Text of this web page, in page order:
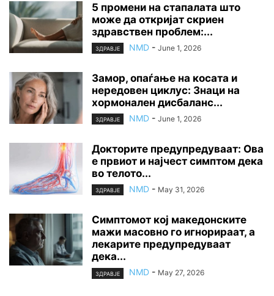
5 промени на стапалата што
може да откријат скриен
здравствен проблем:...
ЗДРАВЈЕ NMD - June 1, 2026
Замор, опаѓање на косата и
нередовен циклус: Знаци на
хормонален дисбаланс...
ЗДРАВЈЕ NMD - June 1, 2026
Докторите предупредуваат: Ова
е првиот и најчест симптом дека
во телото...
ЗДРАВЈЕ NMD - May 31, 2026
Симптомот кој македонските
мажи масовно го игнорираат, а
лекарите предупредуваат
дека...
ЗДРАВЈЕ NMD - May 27, 2026